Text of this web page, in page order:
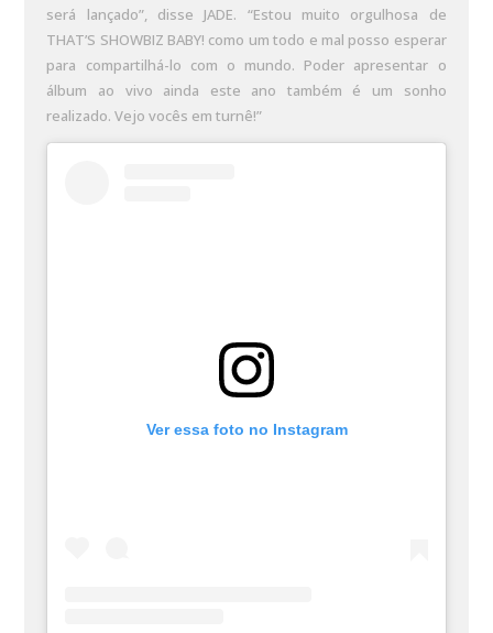
será lançado”, disse JADE. “Estou muito orgulhosa de
THAT’S SHOWBIZ BABY! como um todo e mal posso esperar
para compartilhá-lo com o mundo. Poder apresentar o
álbum ao vivo ainda este ano também é um sonho
realizado. Vejo vocês em turnê!”
Ver essa foto no Instagram